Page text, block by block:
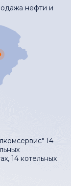
нефти и
14
14 котельных